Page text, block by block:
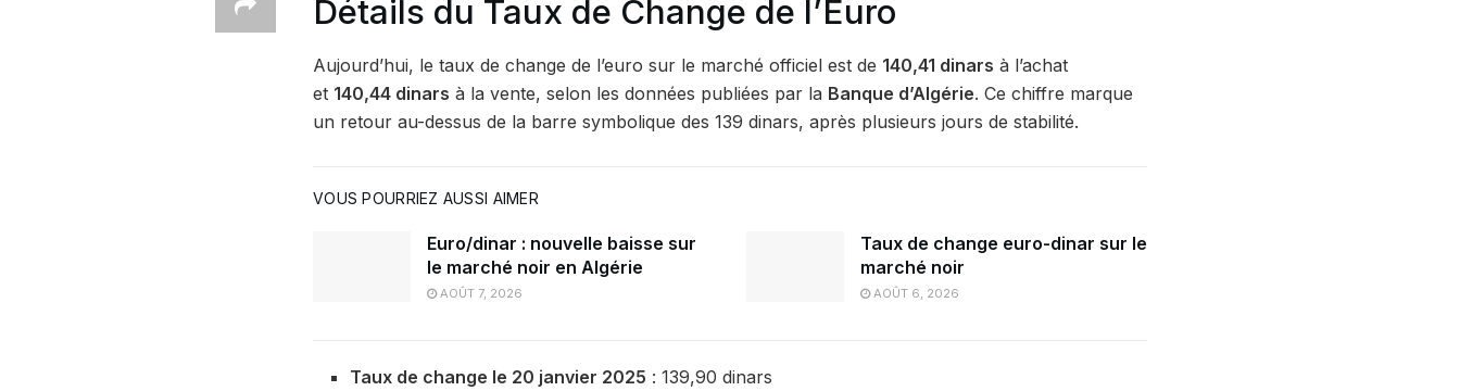
Détails du Taux de Change de l’Euro
Aujourd’hui, le taux de change de l’euro sur le marché officiel est de 140,41 dinars à l’achat
et 140,44 dinars à la vente, selon les données publiées par la Banque d’Algérie. Ce chiffre marque
un retour au-dessus de la barre symbolique des 139 dinars, après plusieurs jours de stabilité.
VOUS POURRIEZ AUSSI AIMER
Euro/dinar : nouvelle baisse sur
le marché noir en Algérie
AOÛT 7, 2026
Taux de change euro-dinar sur le
marché noir
AOÛT 6, 2026
Taux de change le 20 janvier 2025 : 139,90 dinars